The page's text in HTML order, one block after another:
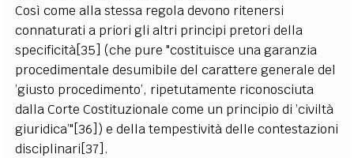
Così come alla stessa regola devono ritenersi
connaturati a priori gli altri principi pretori della
specificità[35] (che pure "costituisce una garanzia
procedimentale desumibile del carattere generale del
’giusto procedimento’, ripetutamente riconosciuta
dalla Corte Costituzionale come un principio di ’civiltà
giuridica’"[36]) e della tempestività delle contestazioni
disciplinari[37].